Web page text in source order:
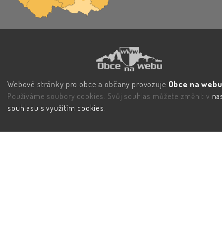
Webové stránky pro obce a občany provozuje Obce na
Používáme soubory cookies. Svůj souhlas můžete změnit v
souhlasu s využitím cookies